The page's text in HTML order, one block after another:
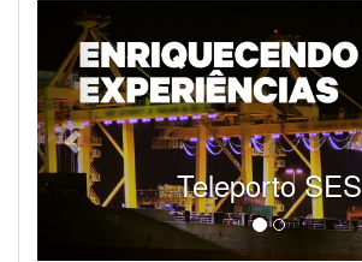
Teleporto SES